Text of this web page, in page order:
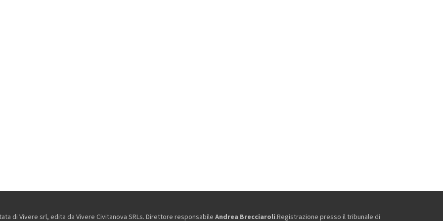
di Vivere srl, edita da Vivere Civitanova SRLs. Direttore responsabile Andrea Brecciaroli.Registrazione presso il tribunale di